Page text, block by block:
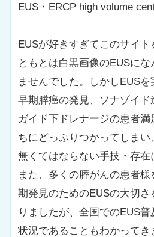
EUS・ERCP high volume
EUSが好きすぎてこのサイ
ともとは白黒画像のEUSにな
ませんでした。しかしEUSを
早期膵癌の発見、ソナゾイ
ガイド下ドレナージの患者満
ちにどっぷりつかってしまい
無くてはならない手技・存在
また、多くの膵がんの患者
期発見のためのEUSの大切
りましたが、全国でのEUS
状況であることもわかって